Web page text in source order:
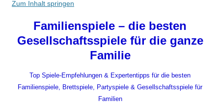
Zum Inhalt springen
Familienspiele – die besten
Gesellschaftsspiele für die ganze
Familie
Top Spiele-Empfehlungen & Expertentipps für die besten
Familienspiele, Brettspiele, Partyspiele & Gesellschaftsspiele für
Familien